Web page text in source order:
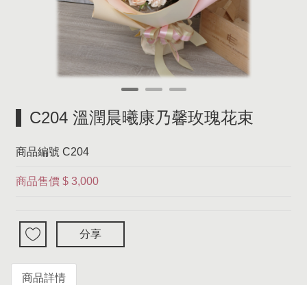
C204 溫潤晨曦康乃馨玫瑰花束
商品編號 C204
商品售價 $ 3,000
分享
商品詳情